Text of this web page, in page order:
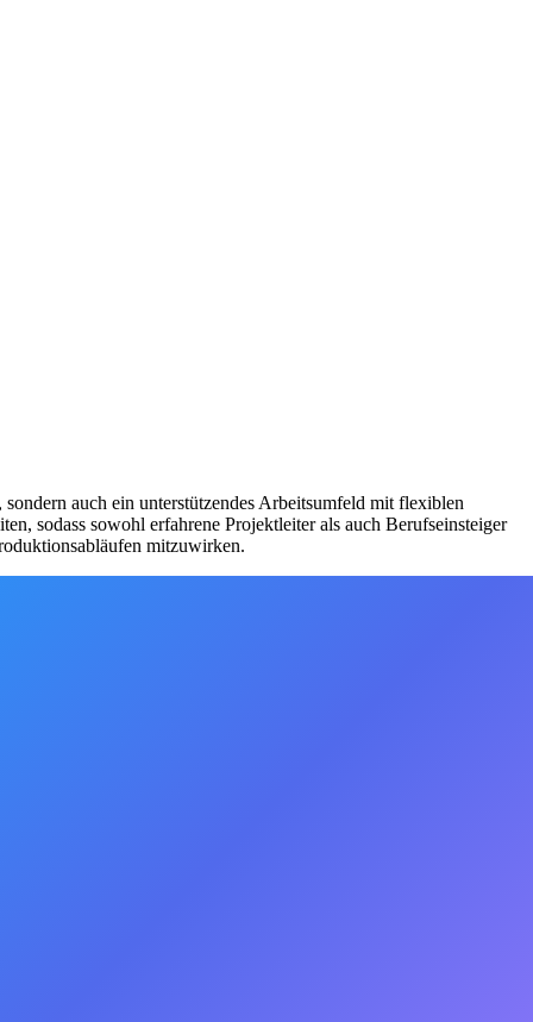
auch ein unterstützendes Arbeitsumfeld mit flexiblen
sodass sowohl erfahrene Projektleiter als auch Berufseinsteiger
mitzuwirken.